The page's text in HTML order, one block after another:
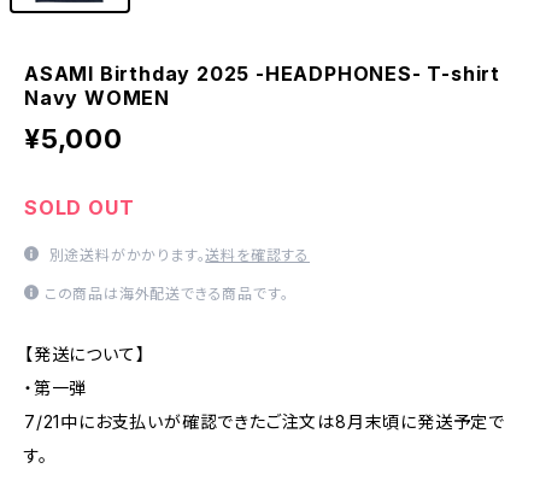
ASAMI Birthday 2025 -HEADPHONES- T-shirt
Navy WOMEN
¥5,000
SOLD OUT
別途送料がかかります。送料を確認する
この商品は海外配送できる商品です。
【発送について】
・第一弾
7/21中にお支払いが確認できたご注文は8月末頃に発送予定で
す。